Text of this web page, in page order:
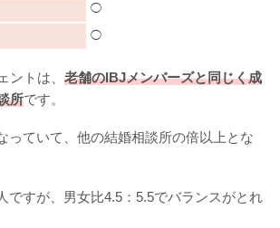
◯
◯
ントは、 老舗のIBJメンバーズと同じく成
所です。
っていて、他の結婚相談所の倍以上とな
ですが、男女比4.5：5.5でバランスがとれ